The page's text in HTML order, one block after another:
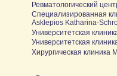
Ревматологический
Специализированная
Asklepios Katharina-
Университетская
Университетская
Хирургическая клиника